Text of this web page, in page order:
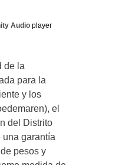
Audio player
de la
para la
y los
el
del Distrito
garantía
pesos y